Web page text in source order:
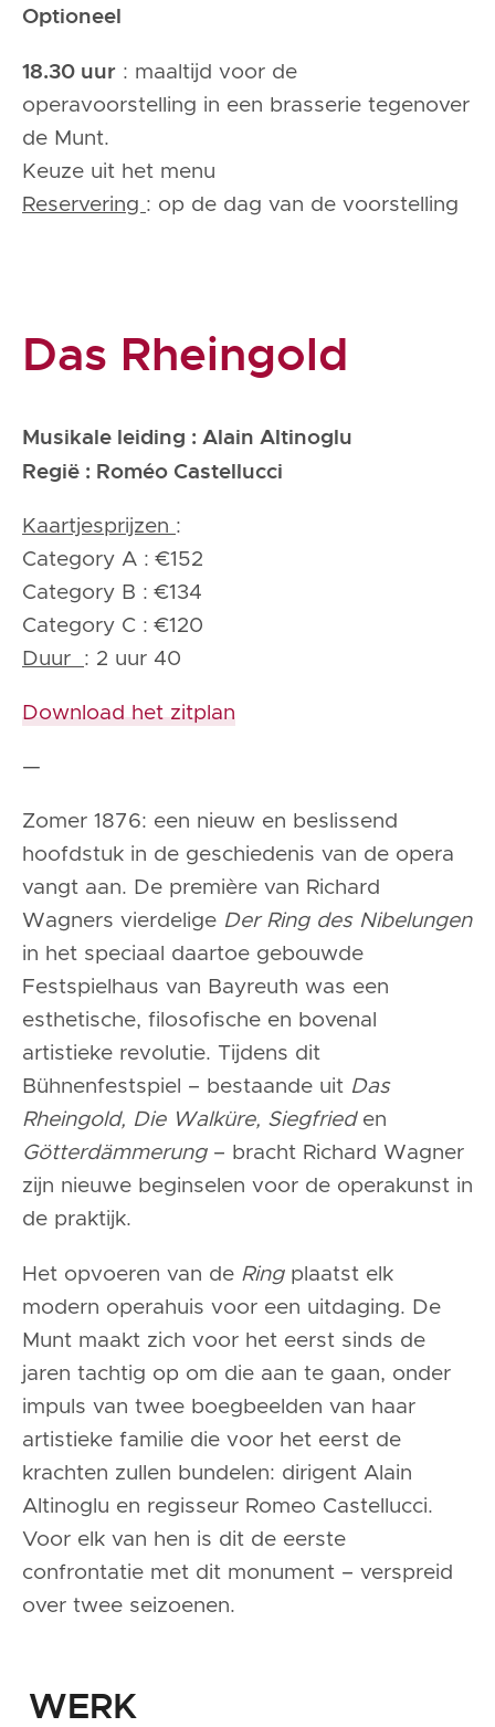
Optioneel
18.30 uur : maaltijd voor de
operavoorstelling in een brasserie tegenover
de Munt.
Keuze uit het menu
Reservering : op de dag van de voorstelling
Das Rheingold
Musikale leiding : Alain Altinoglu
Regië : Roméo Castellucci
Kaartjesprijzen :
Category A : €152
Category B : €134
Category C : €120
Duur : 2 uur 40
Download het zitplan
—
Zomer 1876: een nieuw en beslissend
hoofdstuk in de geschiedenis van de opera
vangt aan. De première van Richard
Wagners vierdelige Der Ring des Nibelungen
in het speciaal daartoe gebouwde
Festspielhaus van Bayreuth was een
esthetische, filosofische en bovenal
artistieke revolutie. Tijdens dit
Bühnenfestspiel – bestaande uit Das
Rheingold, Die Walküre, Siegfried en
Götterdämmerung – bracht Richard Wagner
zijn nieuwe beginselen voor de operakunst in
de praktijk.
Het opvoeren van de Ring plaatst elk
modern operahuis voor een uitdaging. De
Munt maakt zich voor het eerst sinds de
jaren tachtig op om die aan te gaan, onder
impuls van twee boegbeelden van haar
artistieke familie die voor het eerst de
krachten zullen bundelen: dirigent Alain
Altinoglu en regisseur Romeo Castellucci.
Voor elk van hen is dit de eerste
confrontatie met dit monument – verspreid
over twee seizoenen.
WERK